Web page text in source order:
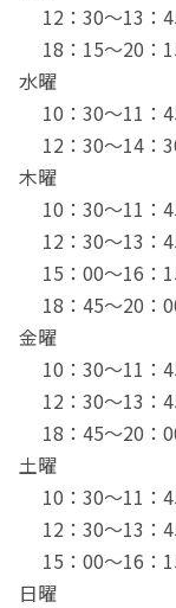
12：30～13：
18：15～20：
水曜
10：30〜11：
12：30〜14
木曜
10：30〜11：
12：30～13：
15：00〜16：
18：45～20：
金曜
10：30〜11：
12：30～13：
18：45〜20：
土曜
10：30～11：
12：30～13：
15：00～16：
日曜